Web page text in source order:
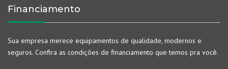
Financiamento
Sua empresa merece equipamentos de qualidade, modernos e
seguros. Confira as condições de financiamento que temos pra você.